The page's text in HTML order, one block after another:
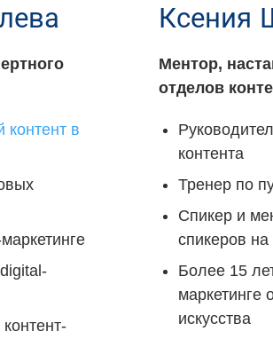
контент в
Ксения
Ментор,
отделов
контента
Тренер по
Спикер и
спикеров на
Более 15
маркетинге
искусства